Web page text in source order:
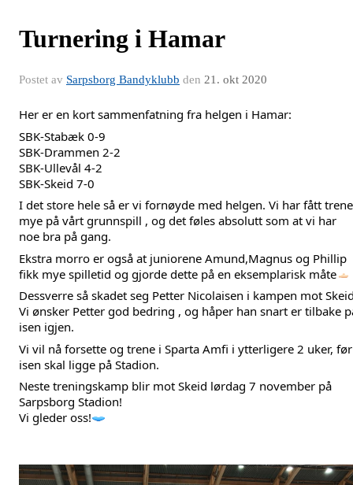
Turnering i Hamar
Postet av Sarpsborg Bandyklubb den 21. okt 2020
Her er en kort sammenfatning fra helgen i Hamar:
SBK-Stabæk 0-9
SBK-Drammen 2-2
SBK-Ullevål 4-2
SBK-Skeid 7-0
I det store hele så er vi fornøyde med helgen. Vi har fått
mye på vårt grunnspill , og det føles absolutt som at vi har
noe bra på gang.
Ekstra morro er også at juniorene Amund,Magnus og Phillip
fikk mye spilletid og gjorde dette på en eksemplarisk måte
Dessverre så skadet seg Petter Nicolaisen i kampen mot
Vi ønsker Petter god bedring , og håper han snart er tilbake
isen igjen.
Vi vil nå forsette og trene i Sparta Amfi i ytterligere 2 uker, før
isen skal ligge på Stadion.
Neste treningskamp blir mot Skeid lørdag 7 november på
Sarpsborg Stadion!
Vi gleder oss!